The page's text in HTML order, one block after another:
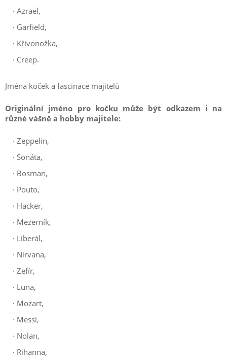
· Azrael,
· Garfield,
· Křivonožka,
· Creep.
Jména koček a fascinace majitelů
Originální jméno pro kočku může být odkazem i na
různé vášně a hobby majitele:
· Zeppelin,
· Sonáta,
· Bosman,
· Pouto,
· Hacker,
· Mezerník,
· Liberál,
· Nirvana,
· Zefír,
· Luna,
· Mozart,
· Messi,
· Nolan,
· Rihanna,